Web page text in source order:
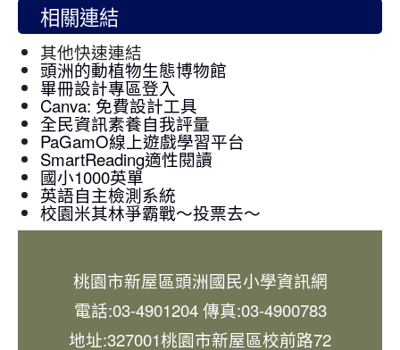
相關連結
其他快速連結
頭洲的動植物生態博物館
畢冊設計專區登入
Canva: 免費設計工具
全民資訊素養自我評量
PaGamO線上遊戲學習平台
SmartReading適性閱讀
國小1000英單
英語自主檢測系統
校園米其林爭霸戰～投票去～
桃園市新屋區頭洲國民小學資訊網
電話:03-4901204 傳真:03-4900783
地址:327001桃園市新屋區校前路72